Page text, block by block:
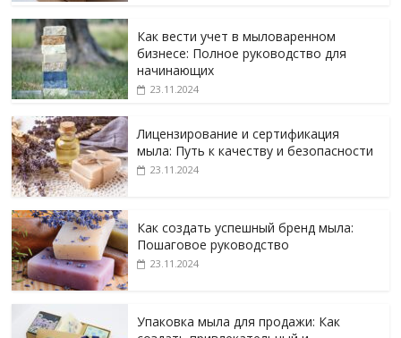
Как вести учет в мыловаренном
бизнесе: Полное руководство для
начинающих
23.11.2024
Лицензирование и сертификация
мыла: Путь к качеству и безопасности
23.11.2024
Как создать успешный бренд мыла:
Пошаговое руководство
23.11.2024
Упаковка мыла для продажи: Как